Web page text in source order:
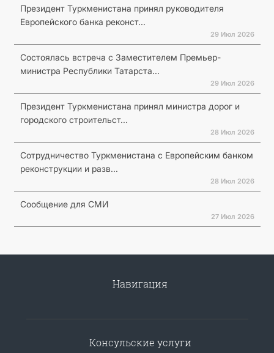
Президент Туркменистана принял руководителя
Европейского банка реконст...
29 Июл 2026
Состоялась встреча с Заместителем Премьер-
министра Республики Татарста...
29 Июл 2026
Президент Туркменистана принял министра дорог и
городского строительст...
28 Июл 2026
Сотрудничество Туркменистана с Европейским банком
реконструкции и разв...
28 Июл 2026
Сообщение для СМИ
27 Июл 2026
Навигация
Консульские услуги